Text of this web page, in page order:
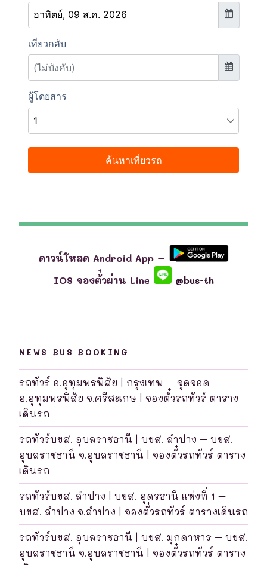
ดาวน์โหลด Android App –
IOS จองตั๋วผ่าน Line
@bus-th
NEWS BUS BOOKING
รถทัวร์ อ.อุทุมพรพิสัย | กรุงเทพ – จุดจอด
อ.อุทุมพรพิสัย จ.ศรีสะเกษ | จองตั๋วรถทัวร์ ตาราง
เดินรถ
รถทัวร์บขส. อุบลราชธานี | บขส. ลำปาง – บขส.
อุบลราชธานี จ.อุบลราชธานี | จองตั๋วรถทัวร์ ตาราง
เดินรถ
รถทัวร์บขส. ลำปาง | บขส. อุดรธานี แห่งที่ 1 –
บขส. ลำปาง จ.ลำปาง | จองตั๋วรถทัวร์ ตารางเดินรถ
รถทัวร์บขส. อุบลราชธานี | บขส. มุกดาหาร – บขส.
อุบลราชธานี จ.อุบลราชธานี | จองตั๋วรถทัวร์ ตาราง